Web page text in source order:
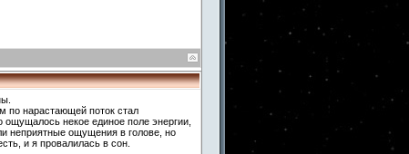
по нарастающей поток стал
ощущалось некое единое поле энергии,
неприятные ощущения в голове, но
и я провалилась в сон.